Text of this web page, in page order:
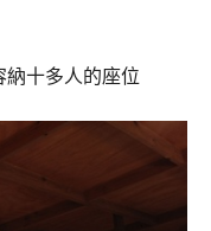
納十多人的座位